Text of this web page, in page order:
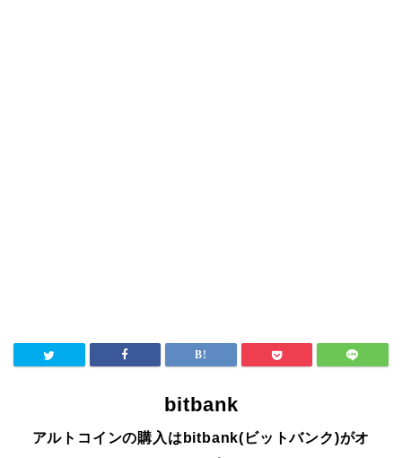
bitbank
アルトコインの購入はbitbank(ビットバンク)がオ